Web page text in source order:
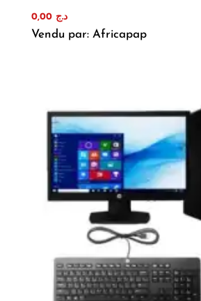
د.ج 0,00
Vendu par: Africapap